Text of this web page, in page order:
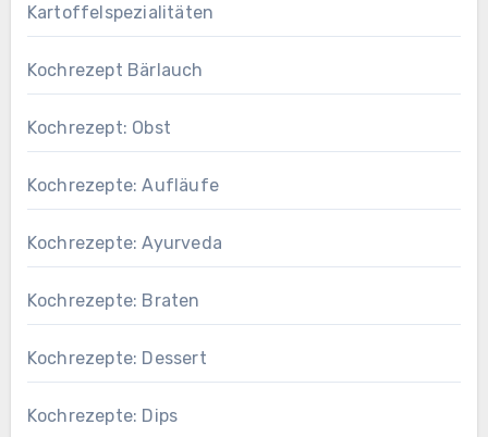
Kartoffelspezialitäten
Kochrezept Bärlauch
Kochrezept: Obst
Kochrezepte: Aufläufe
Kochrezepte: Ayurveda
Kochrezepte: Braten
Kochrezepte: Dessert
Kochrezepte: Dips